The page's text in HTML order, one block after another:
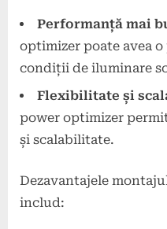
Performanță mai
optimizer poate avea
condiții de iluminare
Flexibilitate și
power optimizer
și scalabilitate.
Dezavantajele
includ: